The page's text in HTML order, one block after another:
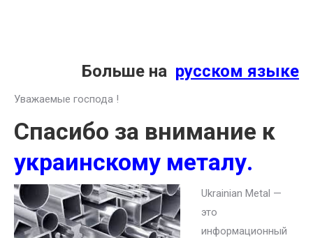
Больше на русском языке
Уважаемые господа !
Спасибо за внимание к
украинскому металу.
Ukrainian Metal —
это
информационный